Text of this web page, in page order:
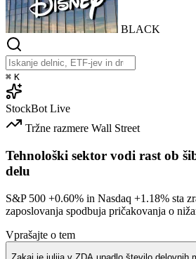
BLACK
⌘ K
StockBot Live
Tržne razmere Wall Street
Tehnološki sektor vodi rast ob
delu
S&P 500 +0.60% in Nasdaq +1.18% sta
zaposlovanja spodbuja pričakovanja o
Vprašajte o tem